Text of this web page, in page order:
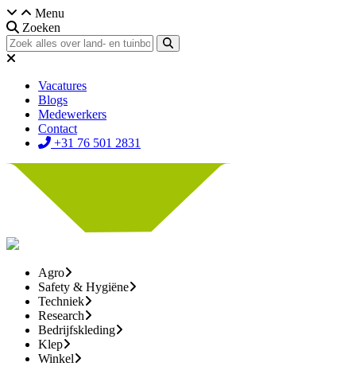
Menu
Zoeken
Vacatures
Blogs
Medewerkers
Contact
+31 76 501 2831
Agro
Safety & Hygiëne
Techniek
Research
Bedrijfskleding
Klep
Winkel